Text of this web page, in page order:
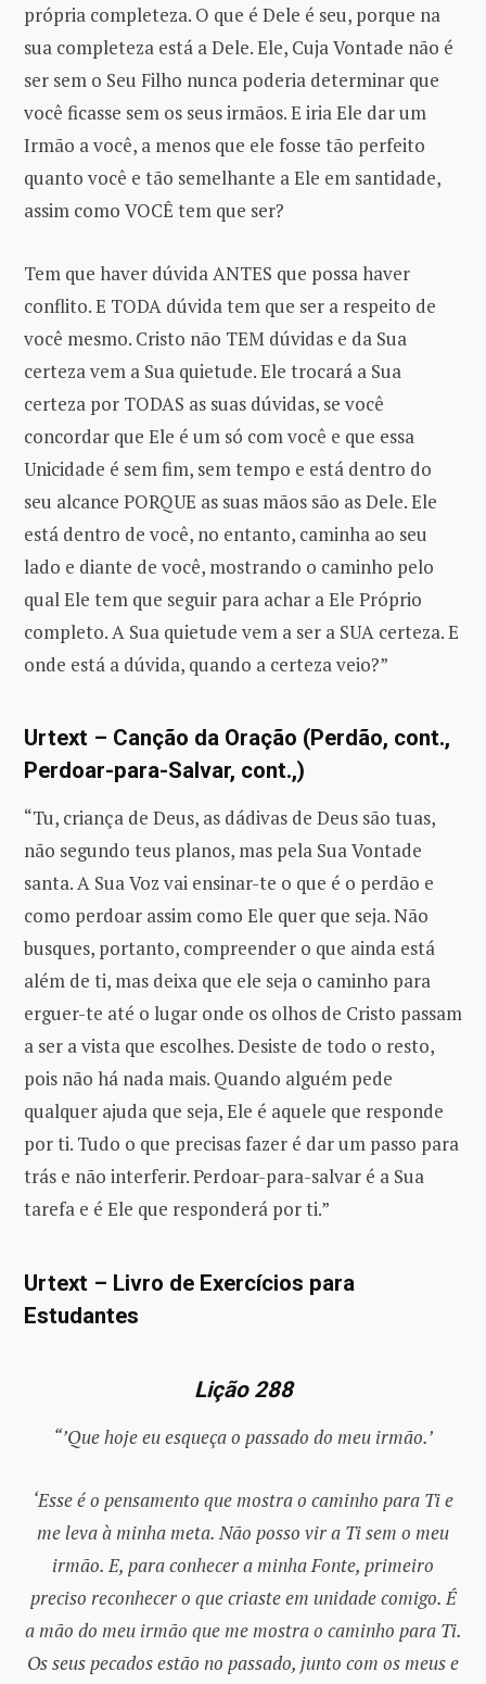
própria completeza. O que é Dele é seu, porque na
sua completeza está a Dele. Ele, Cuja Vontade não é
ser sem o Seu Filho nunca poderia determinar que
você ficasse sem os seus irmãos. E iria Ele dar um
Irmão a você, a menos que ele fosse tão perfeito
quanto você e tão semelhante a Ele em santidade,
assim como VOCÊ tem que ser?
Tem que haver dúvida ANTES que possa haver
conflito. E TODA dúvida tem que ser a respeito de
você mesmo. Cristo não TEM dúvidas e da Sua
certeza vem a Sua quietude. Ele trocará a Sua
certeza por TODAS as suas dúvidas, se você
concordar que Ele é um só com você e que essa
Unicidade é sem fim, sem tempo e está dentro do
seu alcance PORQUE as suas mãos são as Dele. Ele
está dentro de você, no entanto, caminha ao seu
lado e diante de você, mostrando o caminho pelo
qual Ele tem que seguir para achar a Ele Próprio
completo. A Sua quietude vem a ser a SUA certeza. E
onde está a dúvida, quando a certeza veio?”
Urtext – Canção da Oração (Perdão, cont.,
Perdoar-para-Salvar, cont.,)
“Tu, criança de Deus, as dádivas de Deus são tuas,
não segundo teus planos, mas pela Sua Vontade
santa. A Sua Voz vai ensinar-te o que é o perdão e
como perdoar assim como Ele quer que seja. Não
busques, portanto, compreender o que ainda está
além de ti, mas deixa que ele seja o caminho para
erguer-te até o lugar onde os olhos de Cristo passam
a ser a vista que escolhes. Desiste de todo o resto,
pois não há nada mais. Quando alguém pede
qualquer ajuda que seja, Ele é aquele que responde
por ti. Tudo o que precisas fazer é dar um passo para
trás e não interferir. Perdoar-para-salvar é a Sua
tarefa e é Ele que responderá por ti.”
Urtext – Livro de Exercícios para
Estudantes
Lição 288
“’Que hoje eu esqueça o passado do meu irmão.’
‘Esse é o pensamento que mostra o caminho para Ti e
me leva à minha meta. Não posso vir a Ti sem o meu
irmão. E, para conhecer a minha Fonte, primeiro
preciso reconhecer o que criaste em unidade comigo. É
a mão do meu irmão que me mostra o caminho para Ti.
Os seus pecados estão no passado, junto com os meus e